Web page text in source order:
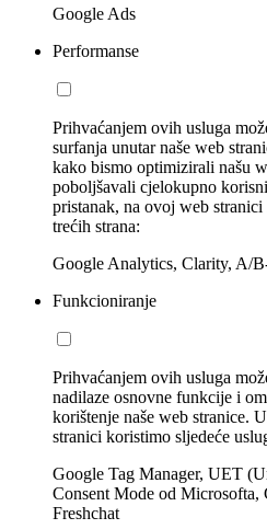
Google Ads
Performanse
Prihvaćanjem ovih usluga
surfanja unutar naše web
kako bismo optimizirali našu
poboljšavali cjelokupno
pristanak, na ovoj web
trećih strana:
Google Analytics, Clarity, A/
Funkcioniranje
Prihvaćanjem ovih usluga
nadilaze osnovne funkcije i
korištenje naše web stranice.
stranici koristimo sljedeće
Google Tag Manager, UET
Consent Mode od Microsofta,
Freshchat